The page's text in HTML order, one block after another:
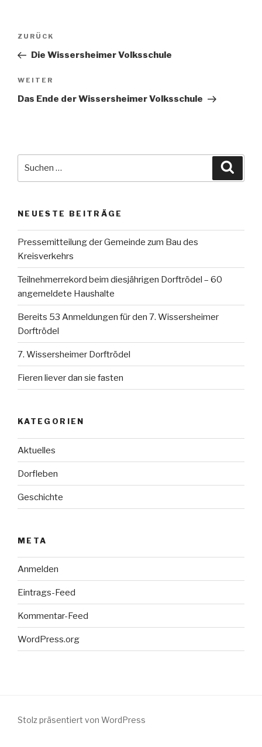
Beitragsnavigation
Vorheriger
Beitrag
ZURÜCK
Die Wissersheimer Volksschule
Nächster
Beitrag
WEITER
Das Ende der Wissersheimer Volksschule
NEUESTE BEITRÄGE
Pressemitteilung der Gemeinde zum Bau des
Kreisverkehrs
Teilnehmerrekord beim diesjährigen Dorftrödel – 60
angemeldete Haushalte
Bereits 53 Anmeldungen für den 7. Wissersheimer
Dorftrödel
7. Wissersheimer Dorftrödel
Fieren liever dan sie fasten
KATEGORIEN
Aktuelles
Dorfleben
Geschichte
META
Anmelden
Eintrags-Feed
Kommentar-Feed
WordPress.org
Stolz präsentiert von WordPress